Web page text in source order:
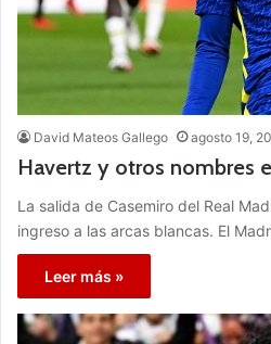
David Mateos Gallego agosto 19,
Havertz y otros nombres
La salida de Casemiro del Real
ingreso a las arcas blancas. El
Leer más »